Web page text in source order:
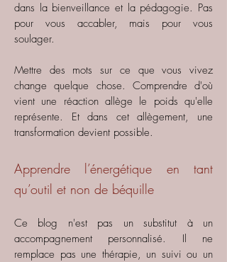
dans la bienveillance et la pédagogie. Pas
pour vous accabler, mais pour vous
soulager.
Mettre des mots sur ce que vous vivez
change quelque chose. Comprendre d'où
vient une réaction allège le poids qu'elle
représente. Et dans cet allègement, une
transformation devient possible.
Apprendre l’énergétique en tant
qu’outil et non de béquille
Ce blog n'est pas un substitut à un
accompagnement personnalisé. Il ne
remplace pas une thérapie, un suivi ou un